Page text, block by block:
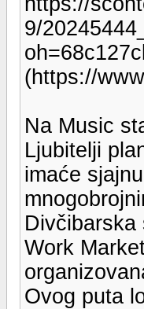
9/
(https://
Na Music
Ljubitelji
imaće
Divčibarska
Work
Ovog puta